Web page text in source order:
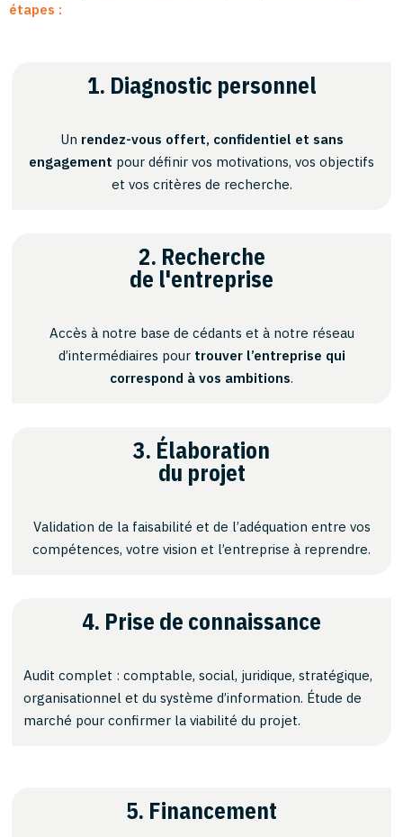
étapes :
1. Diagnostic personnel
Un rendez-vous offert, confidentiel et sans
engagement pour définir vos motivations, vos objectifs
et vos critères de recherche.
2. Recherche
de l'entreprise
Accès à notre base de cédants et à notre réseau
d’intermédiaires pour trouver l’entreprise qui
correspond à vos ambitions.
3. Élaboration
du projet
Validation de la faisabilité et de l’adéquation entre vos
compétences, votre vision et l’entreprise à reprendre.
4. Prise de connaissance
Audit complet : comptable, social, juridique, stratégique,
organisationnel et du système d’information. Étude de
marché pour confirmer la viabilité du projet.
5. Financement